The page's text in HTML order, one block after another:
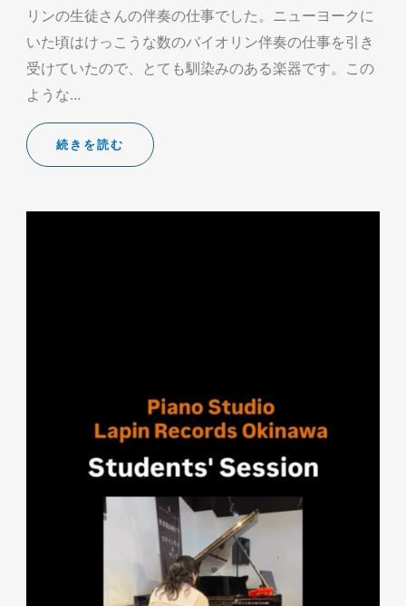
リンの生徒さんの伴奏の仕事でした。ニューヨークに
いた頃はけっこうな数のバイオリン伴奏の仕事を引き
受けていたので、とても馴染みのある楽器です。この
ような…
続きを読む